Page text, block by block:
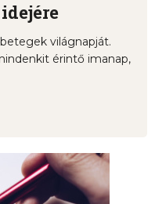
világnapját.
érintő imanap,